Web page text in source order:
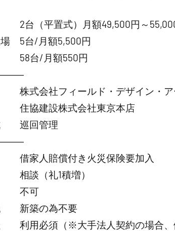
台（平置式）月額49,500円～
場 5台/月額5,500円
台/月額550円
会社フィールド・デザイン・ア
協建設株式会社東京本店
巡回管理
家人賠償付き火災保険要加入
談（礼1積増）
不可
新築の為不要
利用必須（※大手法人契約の場合、